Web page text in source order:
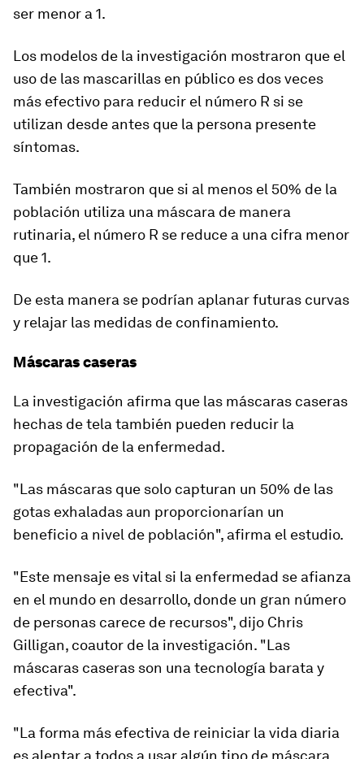
ser menor a 1.
Los modelos de la investigación mostraron que el
uso de las mascarillas en público es dos veces
más efectivo para reducir el número R si se
utilizan desde antes que la persona presente
síntomas.
También mostraron que si al menos el 50% de la
población utiliza una máscara de manera
rutinaria, el número R se reduce a una cifra menor
que 1.
De esta manera se podrían aplanar futuras curvas
y relajar las medidas de confinamiento.
Máscaras caseras
La investigación afirma que las máscaras caseras
hechas detela también pueden reducir la
propagación de la enfermedad.
"Las máscaras que solo capturan un 50% de las
gotas exhaladas aun proporcionarían un
beneficio a nivel de población", afirma el estudio.
"Este mensaje es vital si la enfermedad se afianza
en el mundo en desarrollo, donde un gran número
de personas carece de recursos", dijo Chris
Gilligan, coautor de la investigación. "Las
máscaras caseras son una tecnología barata y
efectiva".
"La forma más efectiva de reiniciar la vida diaria
es alentar a todos a usar algún tipo de máscara